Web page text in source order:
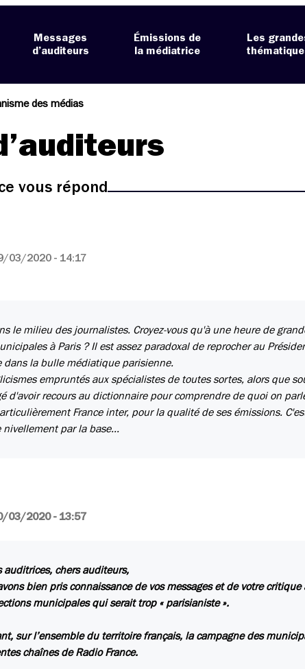
Messages
d’auditeurs
Émissions de
la médiatrice
Les
des médias
vous répond
03/2020 - 14:17
le milieu des journalistes. Croyez-vous qu'à une heure de
à Paris ? Il est assez paradoxal de reprocher au
dans la bulle médiatique parisienne.
empruntés aux spécialistes de toutes sortes, alors que
d'avoir recours au dictionnaire pour comprendre de quoi on
France inter, pour la qualité de ses émissions.
nivellement par la base...
03/2020 - 13:57
auditrices, chers auditeurs,
bien pris connaissance de vos messages et de votre
municipales qui serait trop « parisianiste ».
sur l’ensemble du territoire français, la campagne des
chaînes de Radio France.